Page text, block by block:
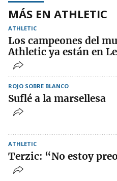
MÁS EN ATHLETIC
ATHLETIC
Los campeones del
Athletic ya están en
ROJO SOBRE BLANCO
Suflé a la marsellesa
ATHLETIC
Terzic: “No estoy